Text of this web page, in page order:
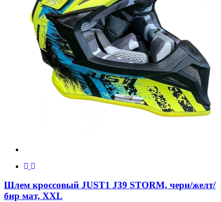
Шлем кроссовый JUST1 J39 STORM, черн/желт/
бир мат, XXL